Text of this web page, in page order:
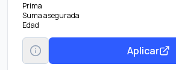
Prima
Suma asegurada
Edad
Aplicar